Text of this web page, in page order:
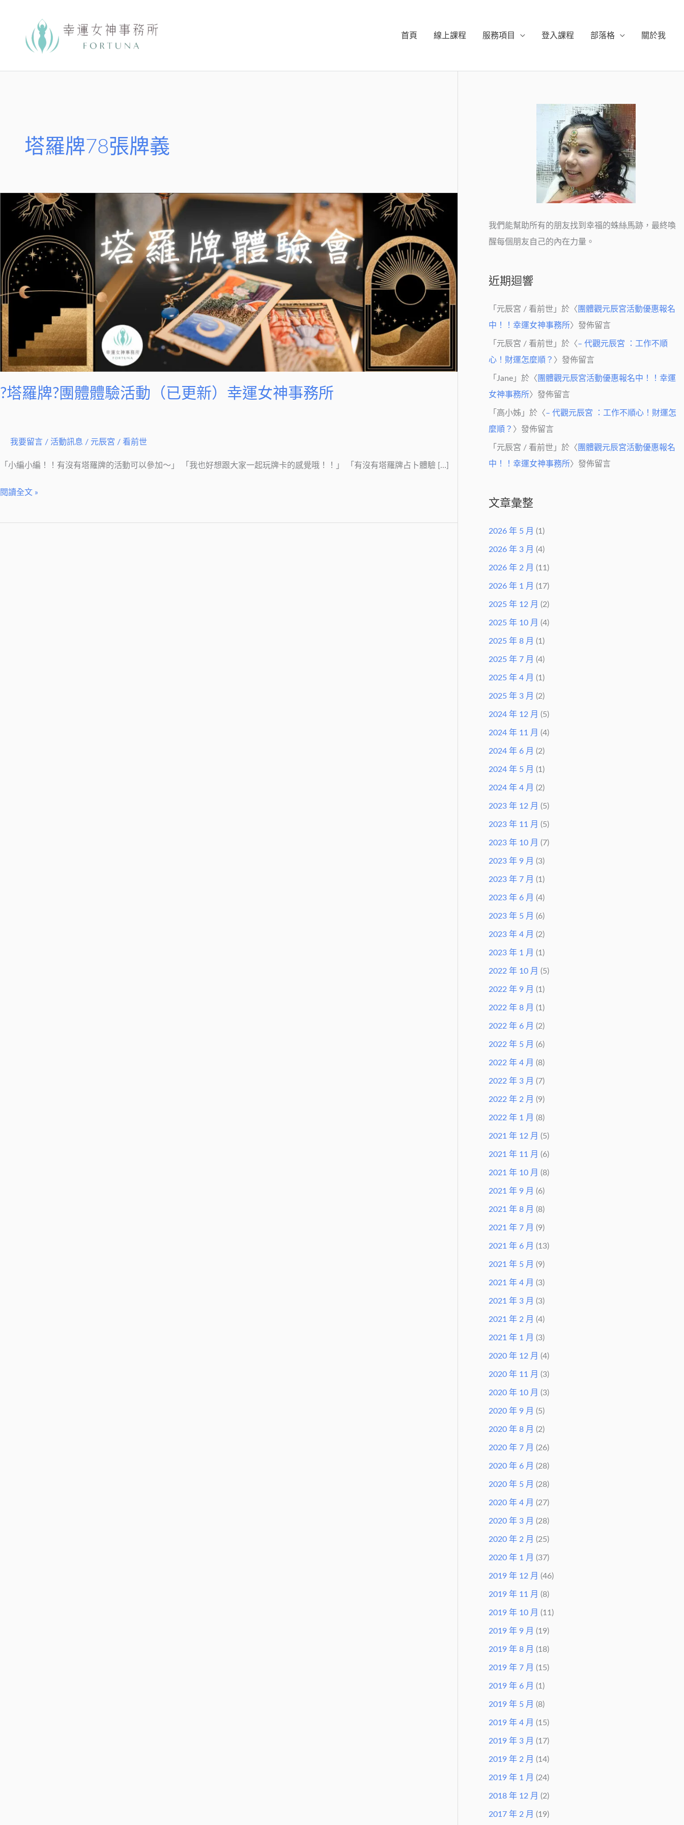
首頁 線上課程 服務項目 登入課程 部落格 關於我
塔羅牌78張牌義
?塔羅牌?團體體驗活動（已更新）幸運女神事務所
我要留言 / 活動訊息 / 元辰宮 / 看前世
「小編小編！！有沒有塔羅牌的活動可以參加～」 「我也好想跟大家一起玩牌卡的感覺哦！！」 「有沒有塔羅牌占卜體驗 […]
團
體
驗
活
動
（已
更
幸
務
閱讀全文 »
我們能幫助所有的朋友找到幸福的蛛絲馬跡，最終喚
醒每個朋友自己的內在力量。
近期迴響
「 元辰宮 / 看前世 」於〈 團體觀元辰宮活動優惠報名
中！！幸運女神事務所〉發佈留言
「 元辰宮 / 看前世 」於〈– 代觀元辰宮 ：工作不順
心！財運怎麼順？ 〉發佈留言
「 Jane 」於〈 團體觀元辰宮活動優惠報名中！！幸運
女神事務所〉發佈留言
「 高小姊 」於〈– 代觀元辰宮 ：工作不順心！財運怎
麼順？ 〉發佈留言
「 元辰宮 / 看前世 」於〈 團體觀元辰宮活動優惠報名
中！！幸運女神事務所〉發佈留言
文章彙整
2026 年 5 月 (1)
2026 年 3 月 (4)
2026 年 2 月 (11)
2026 年 1 月 (17)
2025 年 12 月 (2)
2025 年 10 月 (4)
2025 年 8 月 (1)
2025 年 7 月 (4)
2025 年 4 月 (1)
2025 年 3 月 (2)
2024 年 12 月 (5)
2024 年 11 月 (4)
2024 年 6 月 (2)
2024 年 5 月 (1)
2024 年 4 月 (2)
2023 年 12 月 (5)
2023 年 11 月 (5)
2023 年 10 月 (7)
2023 年 9 月 (3)
2023 年 7 月 (1)
2023 年 6 月 (4)
2023 年 5 月 (6)
2023 年 4 月 (2)
2023 年 1 月 (1)
2022 年 10 月 (5)
2022 年 9 月 (1)
2022 年 8 月 (1)
2022 年 6 月 (2)
2022 年 5 月 (6)
2022 年 4 月 (8)
2022 年 3 月 (7)
2022 年 2 月 (9)
2022 年 1 月 (8)
2021 年 12 月 (5)
2021 年 11 月 (6)
2021 年 10 月 (8)
2021 年 9 月 (6)
2021 年 8 月 (8)
2021 年 7 月 (9)
2021 年 6 月 (13)
2021 年 5 月 (9)
2021 年 4 月 (3)
2021 年 3 月 (3)
2021 年 2 月 (4)
2021 年 1 月 (3)
2020 年 12 月 (4)
2020 年 11 月 (3)
2020 年 10 月 (3)
2020 年 9 月 (5)
2020 年 8 月 (2)
2020 年 7 月 (26)
2020 年 6 月 (28)
2020 年 5 月 (28)
2020 年 4 月 (27)
2020 年 3 月 (28)
2020 年 2 月 (25)
2020 年 1 月 (37)
2019 年 12 月 (46)
2019 年 11 月 (8)
2019 年 10 月 (11)
2019 年 9 月 (19)
2019 年 8 月 (18)
2019 年 7 月 (15)
2019 年 6 月 (1)
2019 年 5 月 (8)
2019 年 4 月 (15)
2019 年 3 月 (17)
2019 年 2 月 (14)
2019 年 1 月 (24)
2018 年 12 月 (2)
2017 年 2 月 (19)